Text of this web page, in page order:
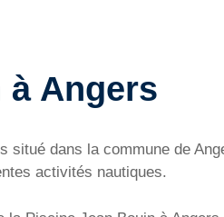
Angers
situé dans la commune de
activités nautiques.